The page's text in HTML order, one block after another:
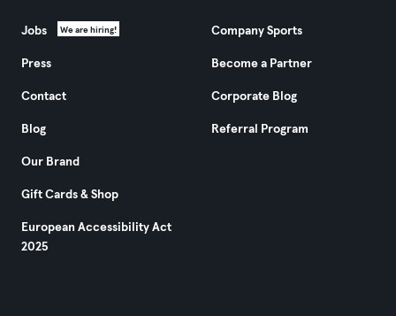
Jobs We are hiring!
Press
Contact
Blog
Our Brand
Gift Cards & Shop
European Accessibility Act
2025
Company Sports
Become a Partner
Corporate Blog
Referral Program